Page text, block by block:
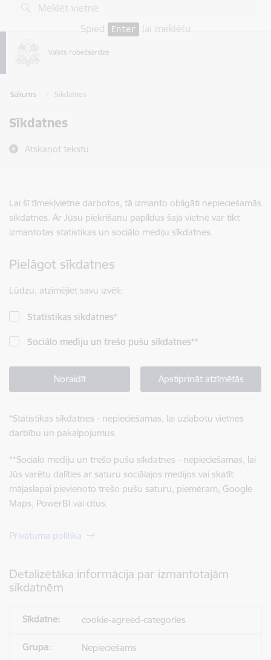
Pāriet uz lapas saturu
Spied
Enter lai meklētu
Sākums Sīkdatnes
Sīkdatnes
Atskaņot tekstu
Lai šī tīmekļvietne darbotos, tā izmanto obligāti nepieciešamās
sīkdatnes. Ar Jūsu piekrišanu papildus šajā vietnē var tikt
izmantotas statistikas un sociālo mediju sīkdatnes.
Pielāgot sīkdatnes
Lūdzu, atzīmējiet savu izvēli:
Statistikas sīkdatnes*
Sociālo mediju un trešo pušu sīkdatnes**
Noraidīt Apstiprināt atzīmētās
*Statistikas sīkdatnes - nepieciešamas, lai uzlabotu vietnes
darbību un pakalpojumus.
**Sociālo mediju un trešo pušu sīkdatnes - nepieciešamas, lai
Jūs varētu dalīties ar saturu sociālajos medijos vai skatīt
mājaslapai pievienoto trešo pušu saturu, piemēram, Google
Maps, PowerBI vai citus.
Privātuma politika
Detalizētāka informācija par izmantotajām
sīkdatnēm
cookie-agreed-categories
Nepieciešams